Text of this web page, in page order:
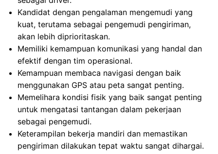
Kandidat dengan pengalaman mengemudi yang
kuat, terutama sebagai pengemudi pengiriman,
akan lebih diprioritaskan.
Memiliki kemampuan komunikasi yang handal dan
efektif dengan tim operasional.
Kemampuan membaca navigasi dengan baik
menggunakan GPS atau peta sangat penting.
Memelihara kondisi fisik yang baik sangat penting
untuk mengatasi tantangan dalam pekerjaan
sebagai pengemudi.
Keterampilan bekerja mandiri dan memastikan
pengiriman dilakukan tepat waktu sangat dihargai.